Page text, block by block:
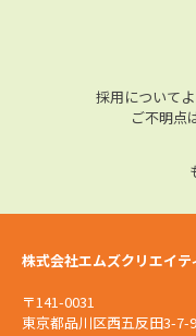
採用について
ご不明点
株式会社エムズクリエイ
〒141-0031
東京都品川区西五反田3-